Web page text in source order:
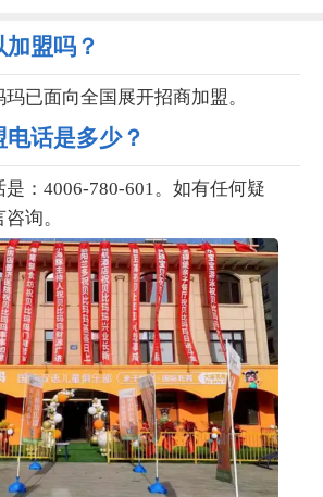
盟吗？
已面向全国展开招商加盟。
话是多少？
是：4006-780-601。如有任何疑
询。